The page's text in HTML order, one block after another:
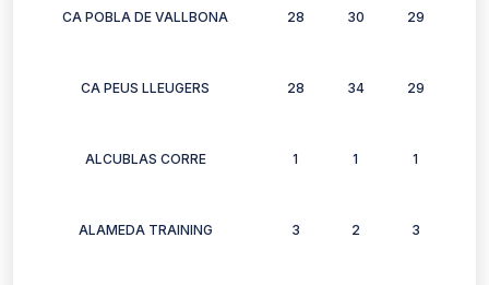
CA POBLA DE VALLBONA 28 30 29
CA PEUS LLEUGERS 28 34 29
ALCUBLAS CORRE 1 1 1
ALAMEDA TRAINING 3 2 3